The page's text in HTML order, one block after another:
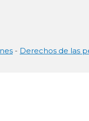
- Derechos de las